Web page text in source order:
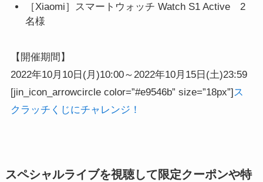
［Xiaomi］スマートウォッチ Watch S1 Active 2
名様
【開催期間】
2022年10月10日(月)10:00～2022年10月15日(土)23:59
[jin_icon_arrowcircle color=”#e9546b” size=”18px”]ス
クラッチくじにチャレンジ！
スペシャルライブを視聴して限定クーポンや特